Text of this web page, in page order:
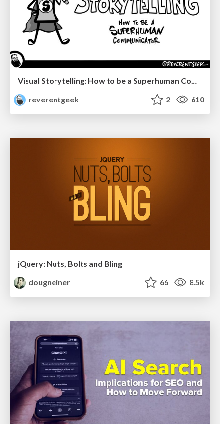
Visual Storytelling: How to be a Superhuman Communicator
reverentgeek
2 610
jQuery: Nuts, Bolts and Bling
dougneiner
66 8.5k